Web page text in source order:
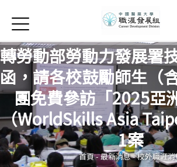
首頁
學務處首頁(link is external)
Open submenu (關於我們)
關於我們
Open submenu (職涯輔導)
職涯輔導
Open submenu (就業調查)
就業調查
活動集錦
Jump to Navigation
Jump to Main content
轉勞動部勞動力發展署
函，請各校鼓勵師生（
團免費參訪「2025亞
（WorldSkills Asia
1案
您在這裡
首頁-最新消息-校外職涯